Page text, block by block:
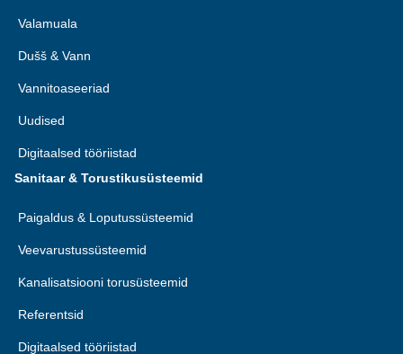
Valamuala
Dušš & Vann
Vannitoaseeriad
Uudised
Digitaalsed tööriistad
Sanitaar & Torustikusüsteemid
Paigaldus & Loputussüsteemid
Veevarustussüsteemid
Kanalisatsiooni torusüsteemid
Referentsid
Digitaalsed tööriistad